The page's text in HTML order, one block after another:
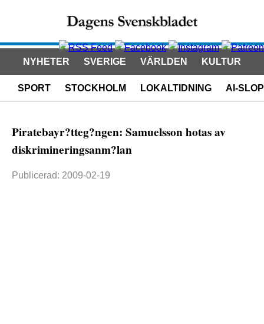
NYHETER SVERIGE VÄRLDEN KULTUR
SPORT STOCKHOLM LOKALTIDNING AI-SLOP
Piratebayr?tteg?ngen: Samuelsson hotas av
diskrimineringsanm?lan
Publicerad: 2009-02-19